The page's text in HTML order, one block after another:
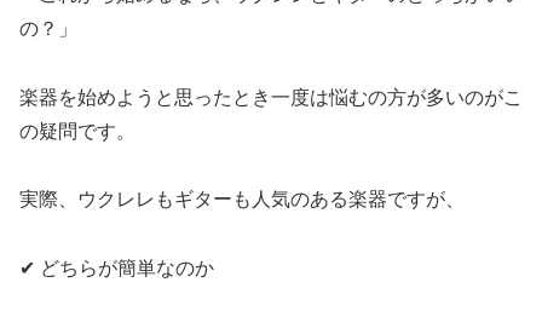
の？」
楽器を始めようと思ったとき一度は悩むの方が多いのがこ
の疑問です。
実際、ウクレレもギターも人気のある楽器ですが、
✔ どちらが簡単なのか